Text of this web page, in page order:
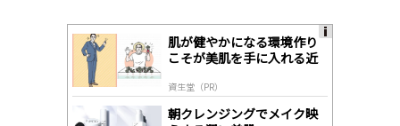
肌が健やかになる環境作り
こそが美肌を手に入れる近
資生堂（PR）
朝クレンジングでメイク映